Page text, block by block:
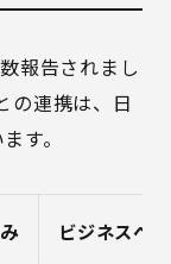
報告されまし
の連携は、日
す。
ビジネスへ